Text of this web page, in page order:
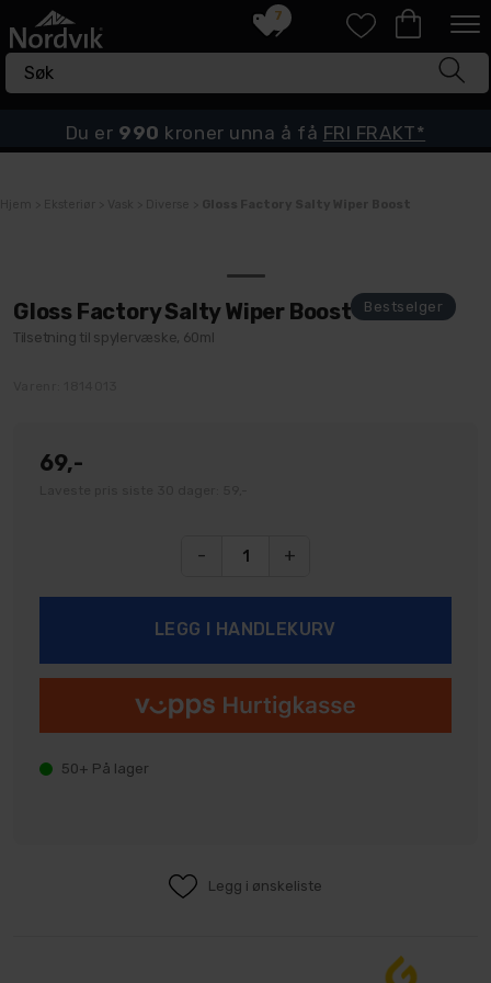
7
Du er 990 kroner unna å få FRI FRAKT*
Gloss Factory Salty Wiper Boost
Tilsetning til spylervæske, 60ml
69,-
- +
50+ På lager
Legg i ønskeliste